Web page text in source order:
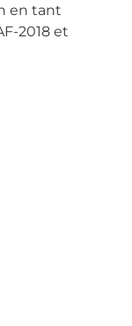
en tant
2018 et